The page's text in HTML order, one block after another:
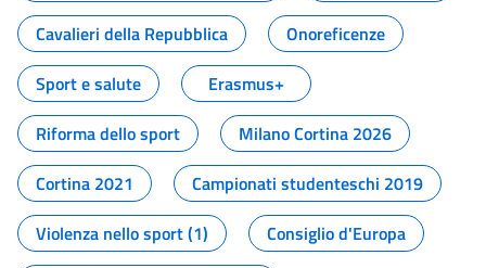
Cavalieri della Repubblica
Onoreficenze
Sport e salute
Erasmus+
Riforma dello sport
Milano Cortina 2026
Cortina 2021
Campionati studenteschi 2019
Violenza nello sport (1)
Consiglio d'Europa